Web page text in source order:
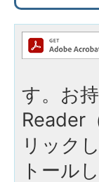
す。お
Reader
リック
トール